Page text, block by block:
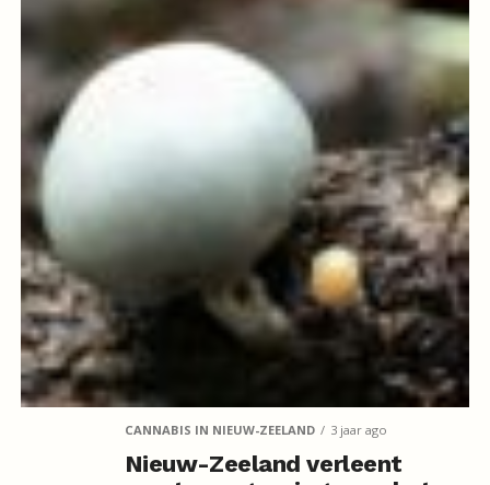
CANNABIS IN NIEUW-ZEELAND 3 jaar ago
Nieuw-Zeeland verleent